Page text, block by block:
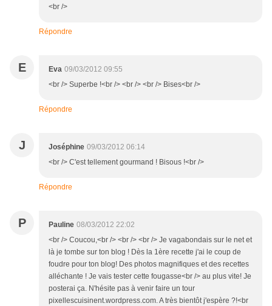
<br />
Répondre
E Eva 09/03/2012 09:55
<br /> Superbe !<br /> <br /> <br /> Bises<br />
Répondre
J Joséphine 09/03/2012 06:14
<br /> C'est tellement gourmand ! Bisous !<br />
Répondre
P Pauline 08/03/2012 22:02
<br /> Coucou,<br /> <br /> <br /> Je vagabondais sur le net et
là je tombe sur ton blog ! Dès la 1ère recette j'ai le coup de
foudre pour ton blog! Des photos magnifiques et des recettes
alléchante ! Je vais tester cette fougasse<br /> au plus vite! Je
posterai ça. N'hésite pas à venir faire un tour
pixellescuisinent.wordpress.com. A très bientôt j'espère ?!<br